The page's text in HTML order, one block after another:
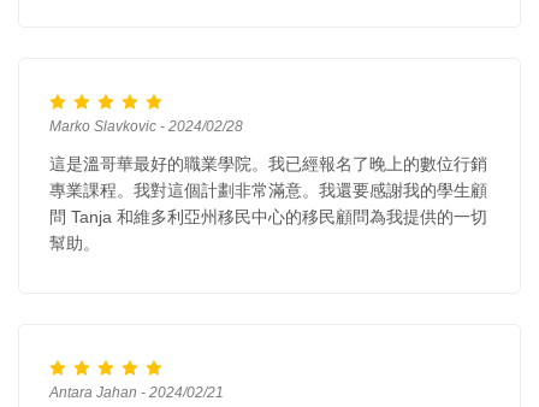
Marko Slavkovic - 2024/02/28
這是溫哥華最好的職業學院。我已經報名了晚上的數位行銷
專業課程。我對這個計劃非常滿意。我還要感謝我的學生顧
問 Tanja 和維多利亞州移民中心的移民顧問為我提供的一切
幫助。
Antara Jahan - 2024/02/21